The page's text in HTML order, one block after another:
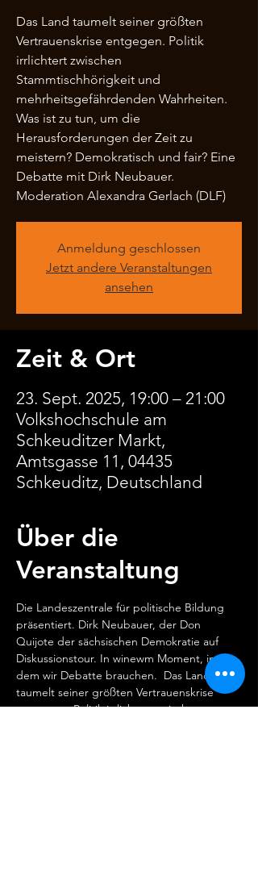
Das Land taumelt seiner größten
Vertrauenskrise entgegen. Politik
irrlichtert zwischen
Stammtischhörigkeit und
mehrheitsgefährdenden Wahrheiten.
Was ist zu tun, um die
Herausforderungen der Zeit zu
meistern? Demokratisch und fair? Eine
Debatte mit Dirk Neubauer.
Moderation Alexandra Gerlach (DLF)
Anmeldung geschlossen
Jetzt andere Veranstaltungen
ansehen
Zeit & Ort
23. Sept. 2025, 19:00 – 21:00
Volkshochschule am
Schkeuditzer Markt,
Amtsgasse 11, 04435
Schkeuditz, Deutschland
Über die
Veranstaltung
Die Landeszentrale für politische Bildung
präsentiert. Dirk Neubauer, der Don
Quijote der sächsischen Demokratie auf
Diskussionstour. In winewm Moment, in
dem wir Debatte brauchen.  Das Land
taumelt seiner größten Vertrauenskrise
entgegen. Politik irrlichtert zwischen